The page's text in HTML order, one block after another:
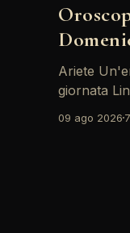
Ariete Un'energia intensa permea la tua
giornata
emozioni,
09 ago 2026